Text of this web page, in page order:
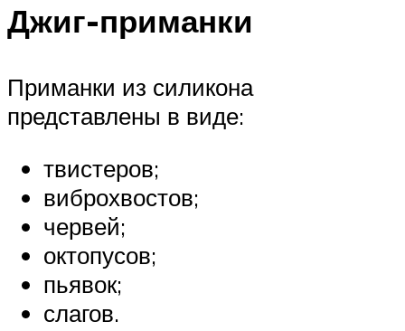
Джиг-приманки
Приманки из силикона
представлены в виде:
твистеров;
виброхвостов;
червей;
октопусов;
пьявок;
слагов.